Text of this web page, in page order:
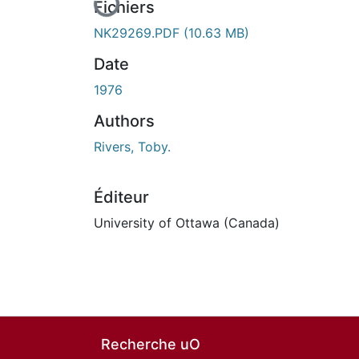
Fichiers
NK29269.PDF (10.63 MB)
Date
1976
Authors
Rivers, Toby.
Éditeur
University of Ottawa (Canada)
Recherche uO